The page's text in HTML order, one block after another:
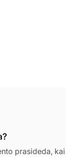
prasideda,